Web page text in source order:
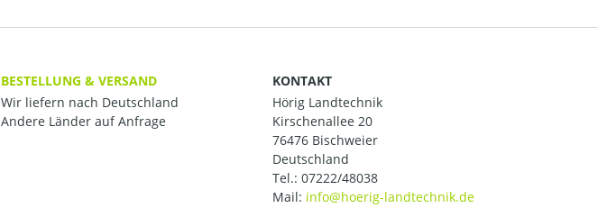
BESTELLUNG & VERSAND
Wir liefern nach Deutschland
Andere Länder auf Anfrage
KONTAKT
Hörig Landtechnik
Kirschenallee 20
76476 Bischweier
Deutschland
Tel.: 07222/48038
Mail: